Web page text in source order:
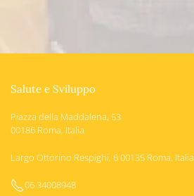
Salute e Sviluppo
Piazza della Maddalena, 53
00186 Roma, Italia
Largo Ottorino Respighi, 6 00135 Roma, Italia
06 34008948